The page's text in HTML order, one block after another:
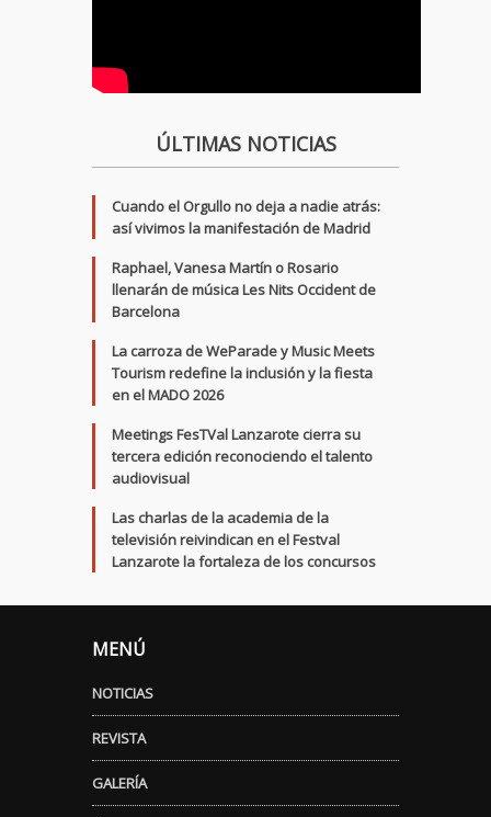
ÚLTIMAS NOTICIAS
Cuando el Orgullo no deja a nadie atrás:
así vivimos la manifestación de Madrid
Raphael, Vanesa Martín o Rosario
llenarán de música Les Nits Occident de
Barcelona
La carroza de WeParade y Music Meets
Tourism redefine la inclusión y la fiesta
en el MADO 2026
Meetings FesTVal Lanzarote cierra su
tercera edición reconociendo el talento
audiovisual
Las charlas de la academia de la
televisión reivindican en el Festval
Lanzarote la fortaleza de los concursos
MENÚ
NOTICIAS
REVISTA
GALERÍA